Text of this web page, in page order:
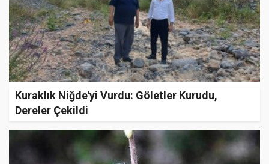
Kuraklık Niğde'yi Vurdu: Göletler Kurudu,
Dereler Çekildi